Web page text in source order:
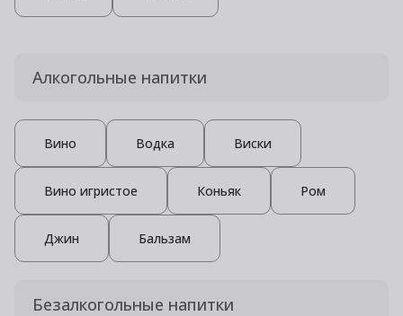
Алкогольные напитки
Вино Водка Виски
Вино игристое Коньяк Ром
Джин Бальзам
Безалкогольные напитки